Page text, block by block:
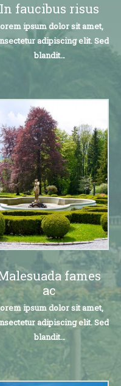
In faucibus risus
ipsum dolor sit amet,
adipiscing elit. Sed
blandit…
fames
ac
ipsum dolor sit amet,
adipiscing elit. Sed
blandit…